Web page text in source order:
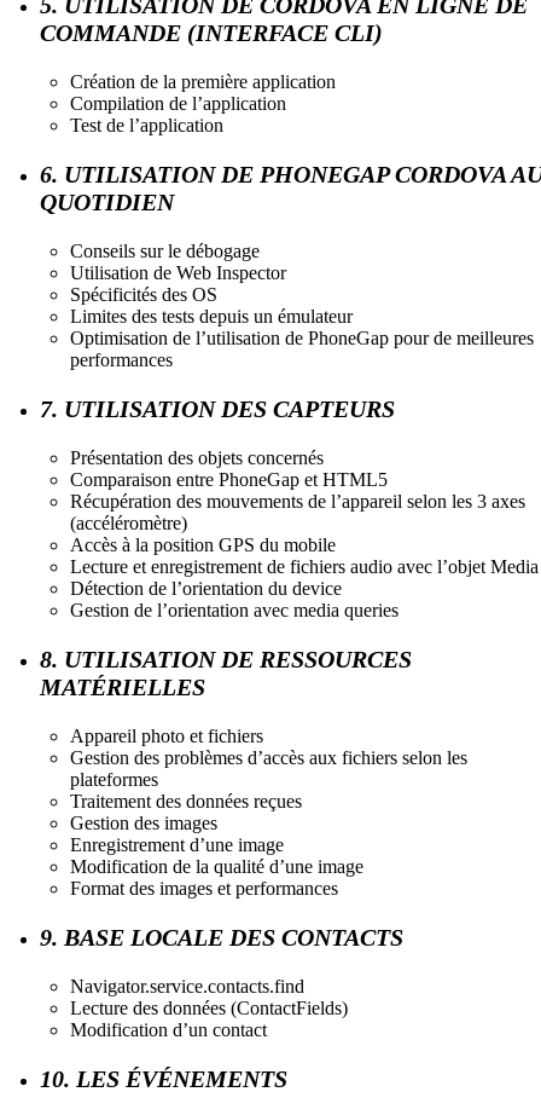
COMMANDE (INTERFACE CLI)
Création de la première application
Compilation de l’application
Test de l’application
6. UTILISATION DE PHONEGAP CORDOVA
QUOTIDIEN
Conseils sur le débogage
Utilisation de Web Inspector
Spécificités des OS
Limites des tests depuis un émulateur
Optimisation de l’utilisation de PhoneGap pour de meilleures
performances
7. UTILISATION DES CAPTEURS
Présentation des objets concernés
Comparaison entre PhoneGap et HTML5
Récupération des mouvements de l’appareil selon les 3 axes
(accéléromètre)
Accès à la position GPS du mobile
Lecture et enregistrement de fichiers audio avec l’objet Media
Détection de l’orientation du device
Gestion de l’orientation avec media queries
8. UTILISATION DE RESSOURCES
MATÉRIELLES
Appareil photo et fichiers
Gestion des problèmes d’accès aux fichiers selon les
plateformes
Traitement des données reçues
Gestion des images
Enregistrement d’une image
Modification de la qualité d’une image
Format des images et performances
9. BASE LOCALE DES CONTACTS
Navigator.service.contacts.find
Lecture des données (ContactFields)
Modification d’un contact
10. LES ÉVÉNEMENTS